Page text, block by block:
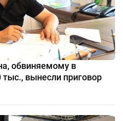
обвиняемому в
тыс., вынесли приговор